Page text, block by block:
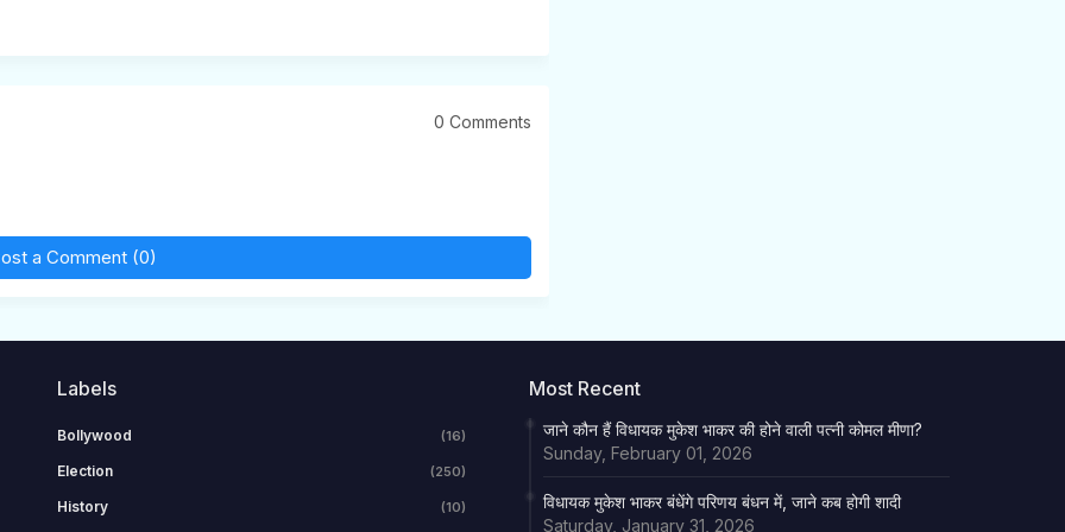
0 Comments
a Comment (0)
Labels
Bollywood (16)
Election (250)
History (10)
Most Recent
जाने कौन हैं विधायक मुकेश भाकर की होने वाली पत्नी कोमल मीणा?
Sunday, February 01, 2026
विधायक मुकेश भाकर बंधेंगे परिणय बंधन में, जाने कब होगी शादी
Saturday, January 31, 2026